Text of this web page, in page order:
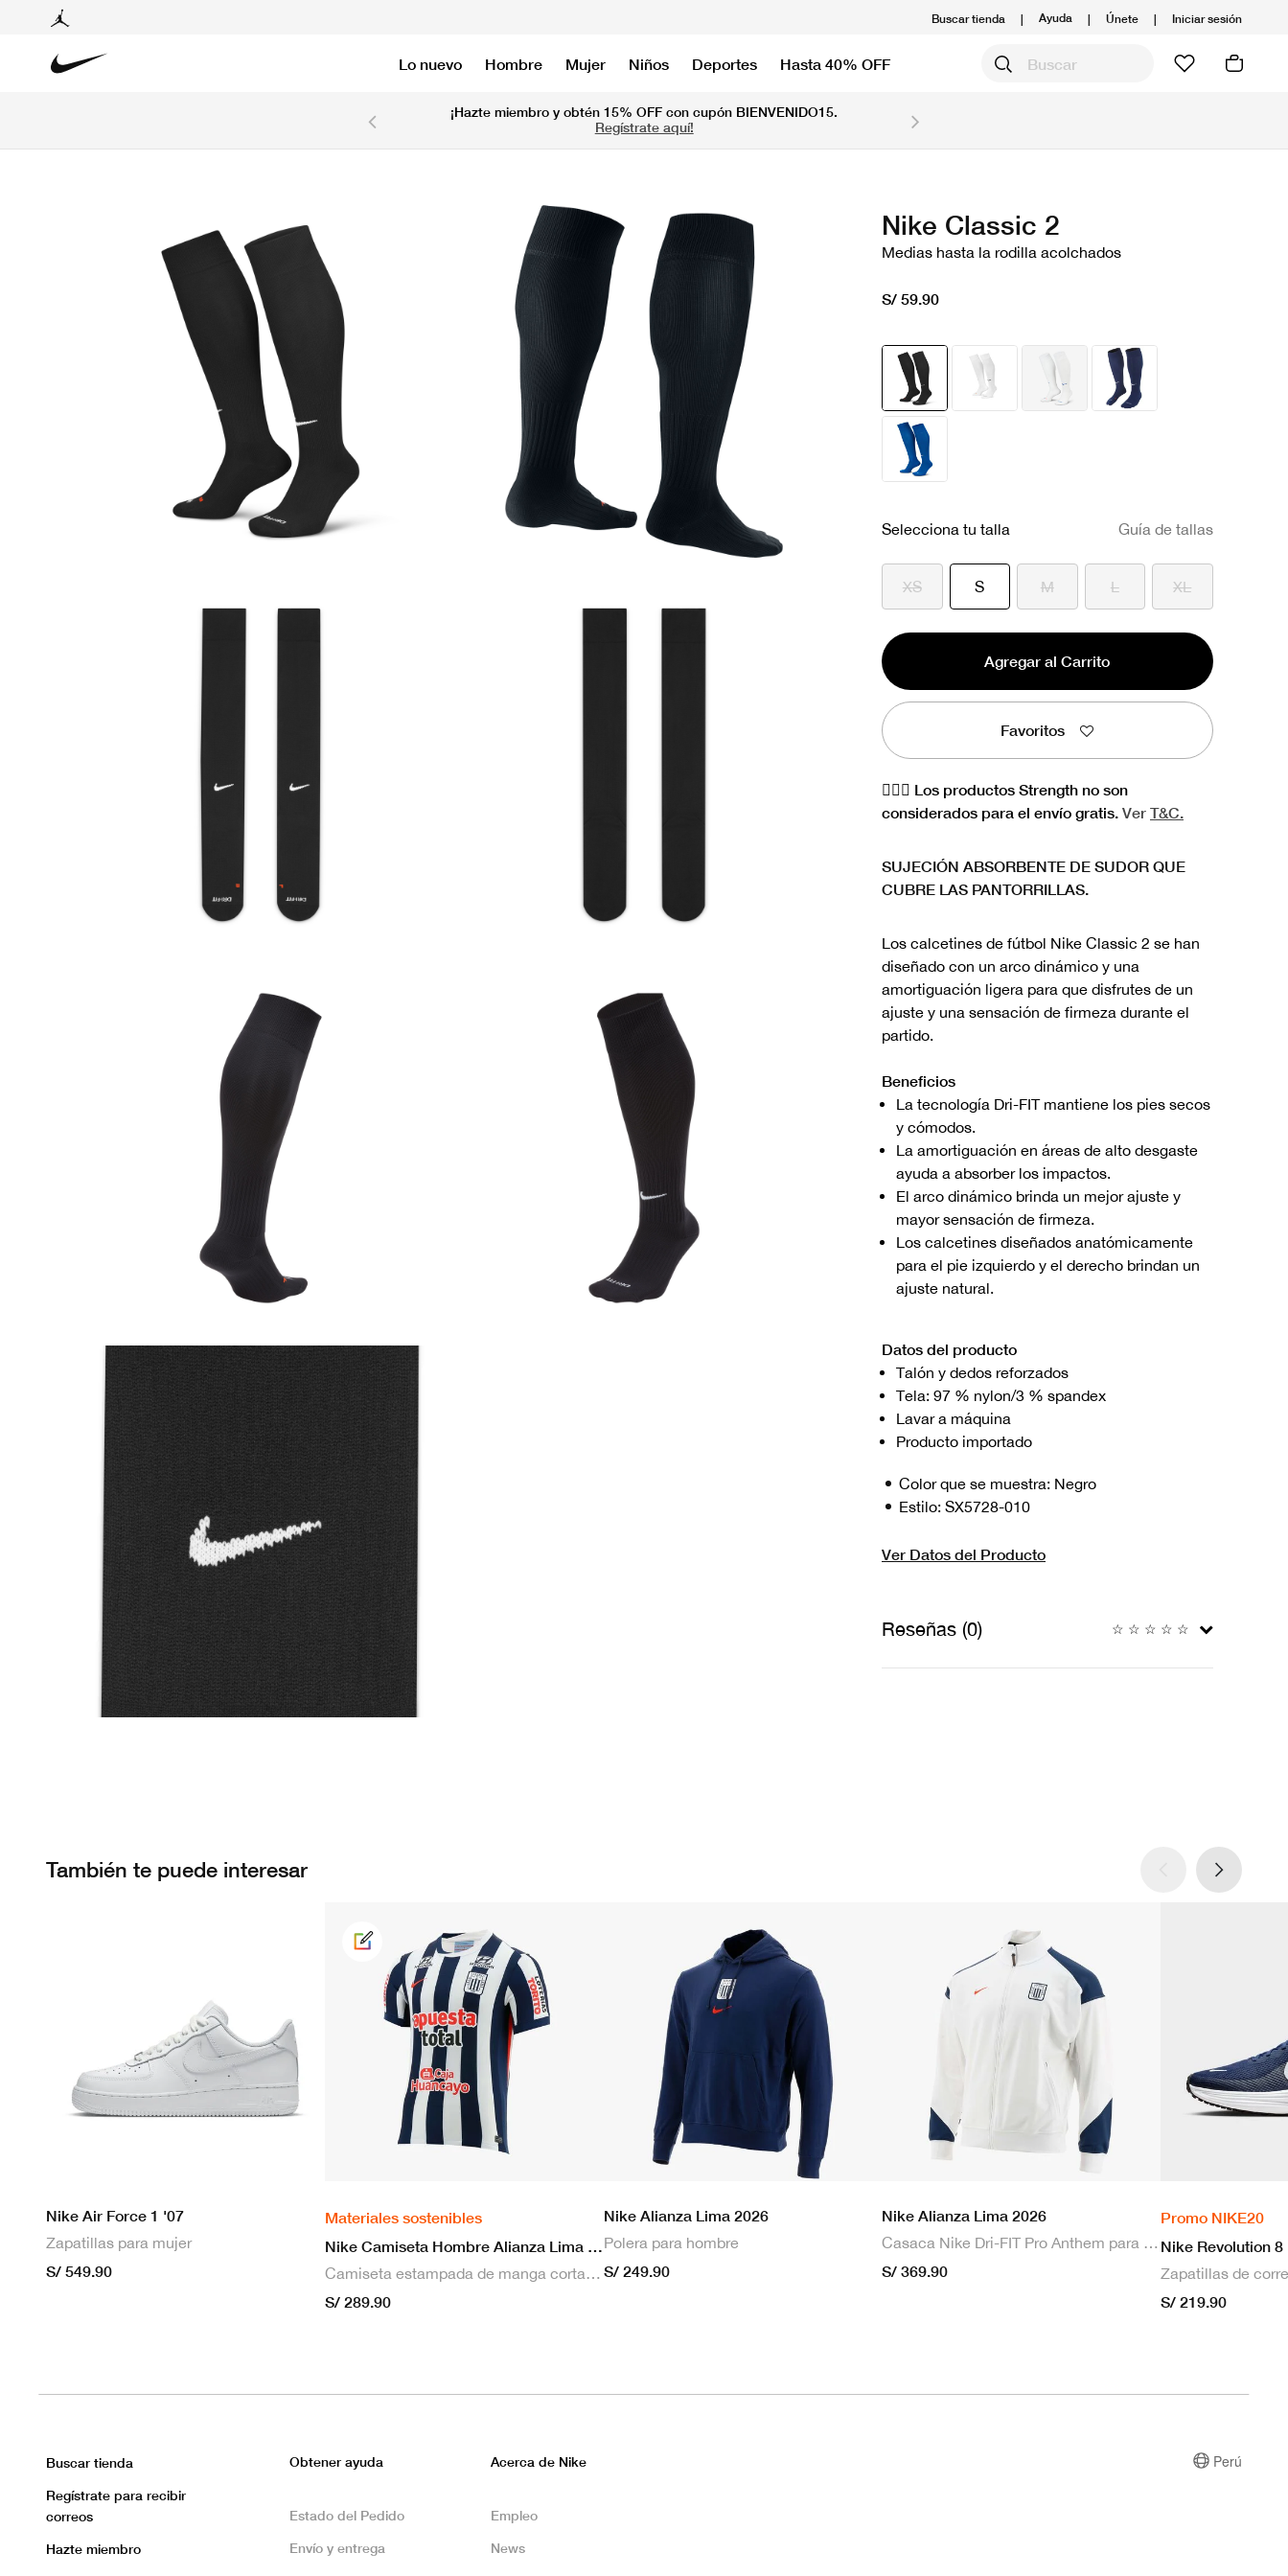
Buscar tienda | Ayuda | Únete | Iniciar sesión
Lo nuevo Hombre Mujer Niños Deportes Hasta 40% OFF
¡Hazte miembro y obtén 15% OFF con cupón BIENVENIDO15.
Regístrate aquí!
Nike Classic 2
Medias hasta la rodilla acolchados
S/ 59.90
seleccionado
Selecciona tu talla Guía de tallas
XS Sseleccionado
M L XL
Agregar al Carrito
Favoritos
🏋🏻‍♀️ Los productos Strength no son
considerados para el envío gratis. Ver T&C.
SUJECIÓN ABSORBENTE DE SUDOR QUE
CUBRE LAS PANTORRILLAS.
Los calcetines de fútbol Nike Classic 2 se han
diseñado con un arco dinámico y una
amortiguación ligera para que disfrutes de un
ajuste y una sensación de firmeza durante el
partido.
Beneficios
La tecnología Dri-FIT mantiene los pies secos
y cómodos.
La amortiguación en áreas de alto desgaste
ayuda a absorber los impactos.
El arco dinámico brinda un mejor ajuste y
mayor sensación de firmeza.
Los calcetines diseñados anatómicamente
para el pie izquierdo y el derecho brindan un
ajuste natural.
Datos del producto
Talón y dedos reforzados
Tela: 97 % nylon/3 % spandex
Lavar a máquina
Producto importado
Color que se muestra: Negro
Estilo: SX5728-010
Ver Datos del Producto
Reseñas (0) ☆ ☆ ☆ ☆ ☆
También te puede interesar
Nike Air Force 1 '07
Zapatillas para mujer
S/ 549.90
Materiales sostenibles
Nike Camiseta Hombre Alianza Lima 2026 Local
Camiseta estampada de manga corta masculina Nike Dri-FIT de Alianza Lima Stadium para hombre
S/ 289.90
Nike Alianza Lima 2026
Polera para hombre
S/ 249.90
Nike Alianza Lima 2026
Casaca Nike Dri-FIT Pro Anthem para hombre
S/ 369.90
Promo NIKE20
Nike Revolution 8
S/ 219.90
Buscar tienda
Regístrate para recibir
correos
Hazte miembro
Obtener ayuda
Estado del Pedido
Envío y entrega
Acerca de Nike
Empleo
News
Perú